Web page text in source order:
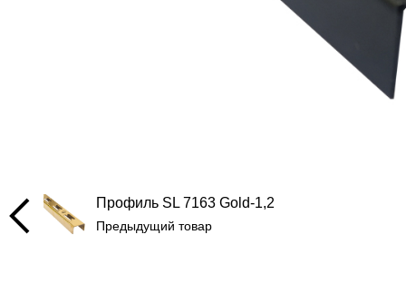
Профиль SL 7163 Gold-1,2
Предыдущий товар